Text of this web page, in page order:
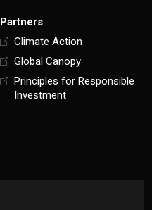
Partners
Climate Action
Global Canopy
Principles for Responsible
Investment